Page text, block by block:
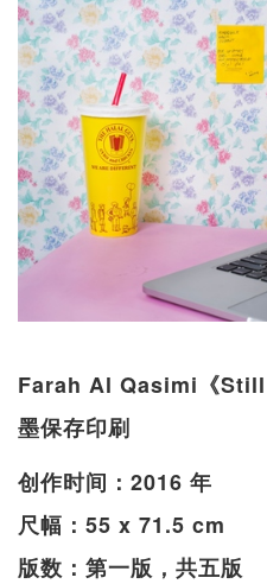
Farah Al Qasimi《
墨保存印刷
创作时间：2016 年
尺幅：55 x 71.5 cm
版数：第一版，共五版